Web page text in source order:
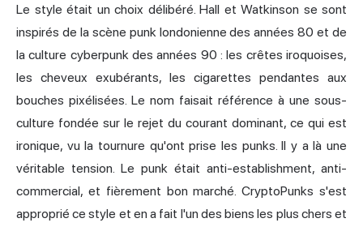
Le style était un choix délibéré. Hall et Watkinson se sont
inspirés de la scène punk londonienne des années 80 et de
la culture cyberpunk des années 90 : les crêtes iroquoises,
les cheveux exubérants, les cigarettes pendantes aux
bouches pixélisées. Le nom faisait référence à une sous-
culture fondée sur le rejet du courant dominant, ce qui est
ironique, vu la tournure qu'ont prise les punks. Il y a là une
véritable tension. Le punk était anti-establishment, anti-
commercial, et fièrement bon marché. CryptoPunks s'est
approprié ce style et en a fait l'un des biens les plus chers et